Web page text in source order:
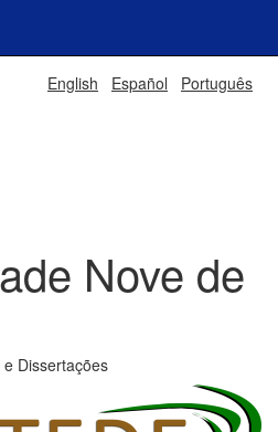
English Español Português
Nove de
Dissertações